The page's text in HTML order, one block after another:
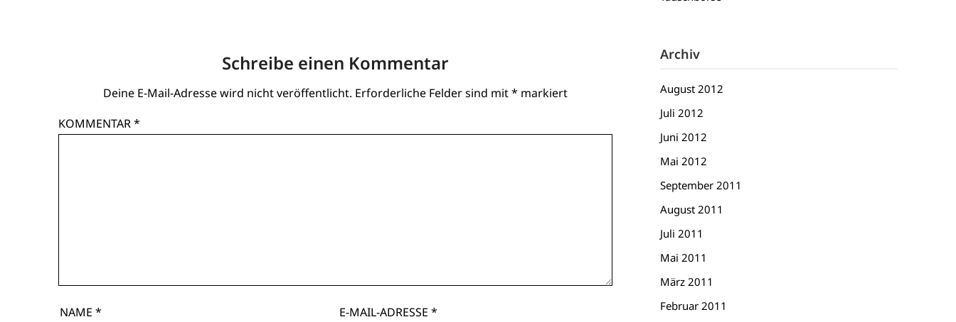
Schreibe einen Kommentar
Deine E-Mail-Adresse wird nicht veröffentlicht. Erforderliche Felder sind mit* markiert
KOMMENTAR*
NAME * E-MAIL-ADRESSE*
Archiv
August 2012
Juli 2012
Juni 2012
Mai 2012
September 2011
August 2011
Juli 2011
Mai 2011
März 2011
Februar 2011